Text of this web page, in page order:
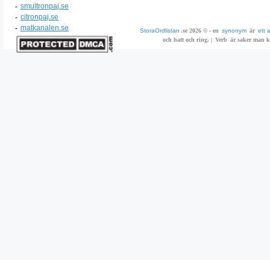
- smultronpaj.se
- citronpaj.se
- matkanalen.se StoraOrdlistan .se 2026 © - en synonym är ett
och hatt och ring. | Verb är saker man